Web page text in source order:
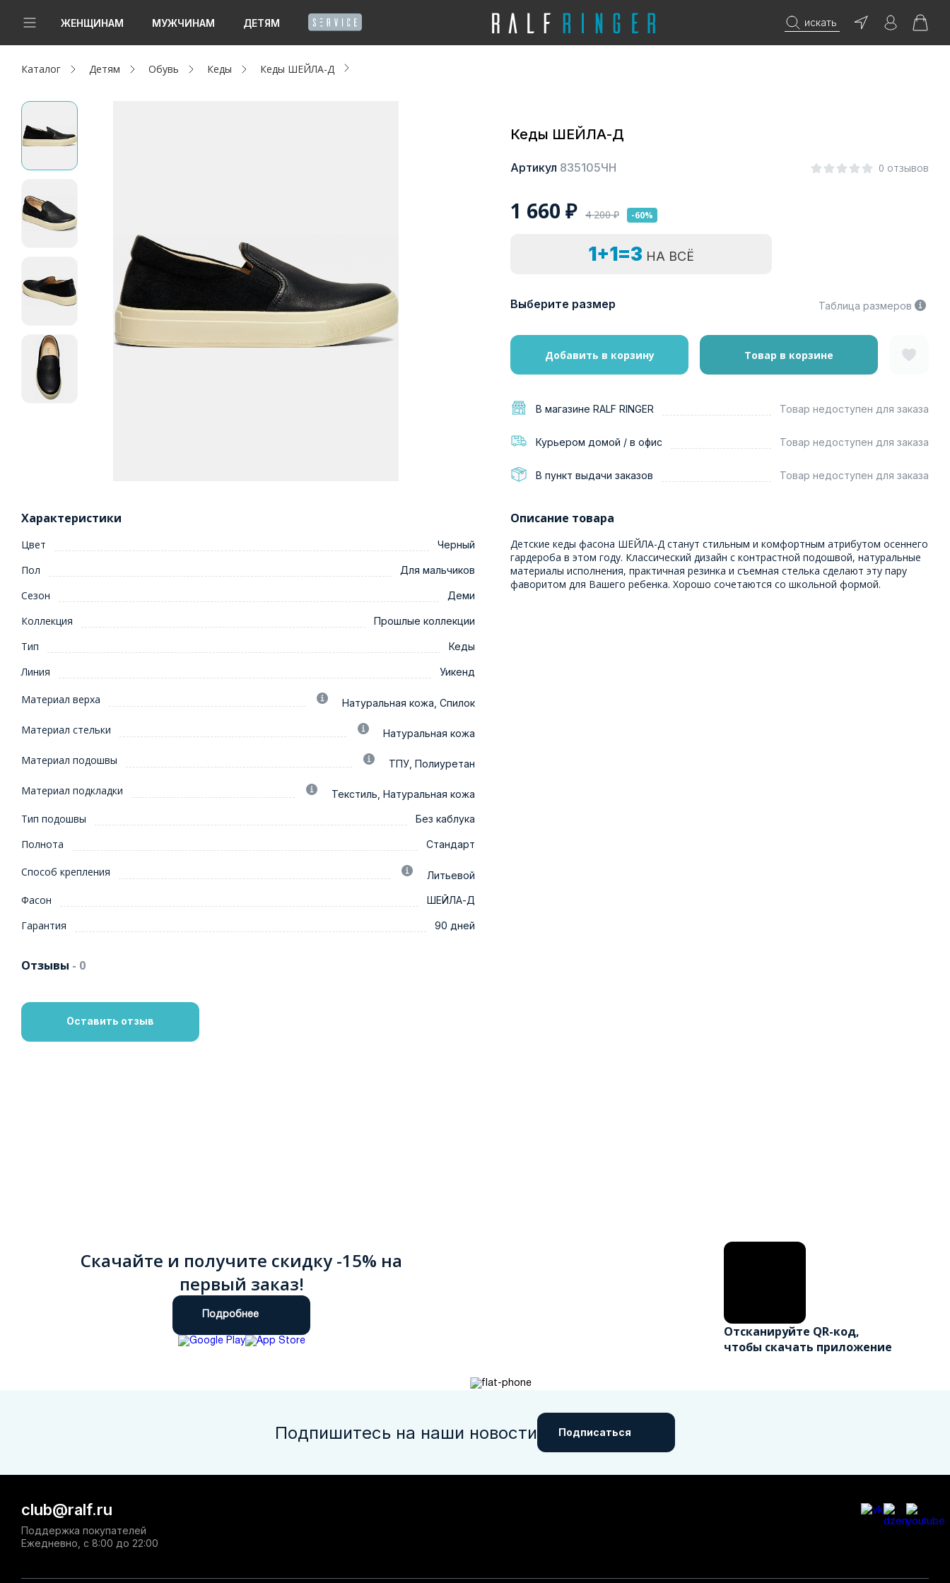
ЖЕНЩИНАМ МУЖЧИНАМ ДЕТЯМ искать
Новинки
Женщинам
Мужчинам
Капсула
Акции / Новости
Адреса магазинов
Каталог Детям Обувь Кеды Кеды ШЕЙЛА-Д
Кеды ШЕЙЛА-Д
Артикул 835105ЧН 0 отзывов
1 660 ₽ 4 200₽ -60%
1+1=3 НА ВСЁ
Выберите размер Таблица размеров
Добавить в корзину Товар в корзине
В магазине RALF RINGER Товар недоступен для заказа
Курьером домой / в офис Товар недоступен для заказа
В пункт выдачи заказов Товар недоступен для заказа
Характеристики
Цвет Черный
Пол Для мальчиков
Сезон Деми
Коллекция Прошлые коллекции
Тип Кеды
Линия Уикенд
Материал верха Натуральная кожа, Спилок
Материал стельки Натуральная кожа
Материал подошвы ТПУ, Полиуретан
Материал подкладки Текстиль, Натуральная кожа
Тип подошвы Без каблука
Полнота Стандарт
Способ крепления Литьевой
Фасон ШЕЙЛА-Д
Гарантия 90 дней
Описание товара
Детские кеды фасона ШЕЙЛА-Д станут стильным и комфортным атрибутом осеннего
гардероба в этом году. Классический дизайн с контрастной подошвой, натуральные
материалы исполнения, практичная резинка и съемная стелька сделают эту пару
фаворитом для Вашего ребенка. Хорошо сочетаются со школьной формой.
Отзывы - 0
Оставить отзыв
Скачайте и получите скидку -15% на
первый заказ!
Подробнее
Отсканируйте QR-код,
чтобы скачать приложение
Подпишитесь на наши новости Подписаться
club@ralf.ru
Поддержка покупателей
Ежедневно, с 8:00 до 22:00